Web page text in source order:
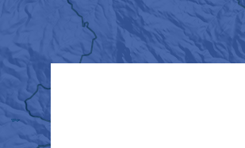
SENSOR NEBO
A PROPOS DE NOUS